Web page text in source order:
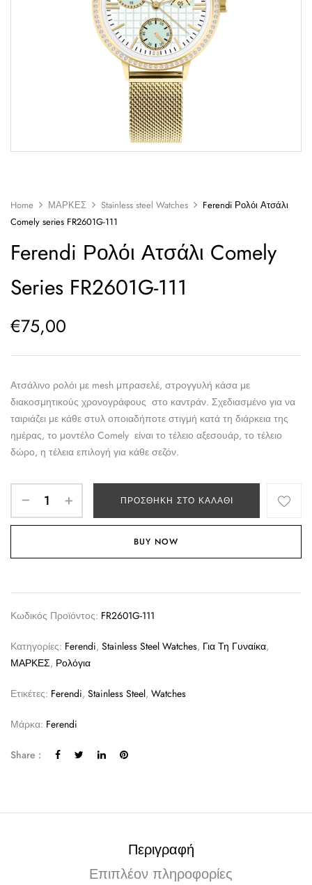
Home ΜΑΡΚΕΣ Stainless steel Watches
Ferendi Ρολόι Ατσάλι
Comely series FR2601G-111
Ferendi Ρολόι Ατσάλι Comely
Series FR2601G-111
€75,00
Ατσάλινο ρολόι με mesh μπρασελέ, στρογγυλή κάσα με
διακοσμητικούς χρονογράφους στο καντράν. Σχεδιασμένο για να
ταιριάζει με κάθε στυλ οποιαδήποτε στιγμή κατά τη διάρκεια της
ημέρας, το μοντέλο Comely είναι το τέλειο αξεσουάρ, το τέλειο
δώρο, η τέλεια επιλογή για κάθε σεζόν.
ΠΡΟΣΘΉΚΗ ΣΤΟ ΚΑΛΆΘΙ
BUY NOW
Κωδικός Προϊόντος: FR2601G-111
Κατηγορίες: Ferendi, Stainless Steel Watches, Για Τη Γυναίκα,
ΜΑΡΚΕΣ, Ρολόγια
Ετικέτες: Ferendi, Stainless Steel, Watches
Μάρκα: Ferendi
Share :
Περιγραφή
Επιπλέον πληροφορίες